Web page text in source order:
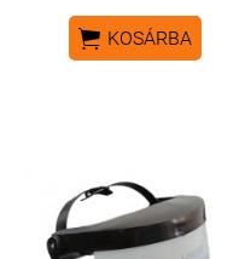
 KOSÁRBA